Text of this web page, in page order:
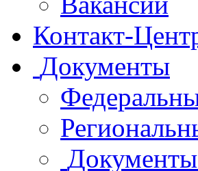
Контакт-
Документы